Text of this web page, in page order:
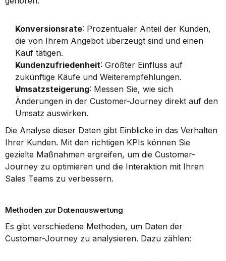
Konversionsrate: Prozentualer Anteil der Kunden,
die von Ihrem Angebot überzeugt sind und einen
Kauf tätigen.
Kundenzufriedenheit: Größter Einfluss auf
zukünftige Käufe und Weiterempfehlungen.
Umsatzsteigerung: Messen Sie, wie sich
Änderungen in der Customer-Journey direkt auf den
Umsatz auswirken.
Die Analyse dieser Daten gibt Einblicke in das Verhalten
Ihrer Kunden. Mit den richtigen KPIs können Sie
gezielte Maßnahmen ergreifen, um die Customer-
Journey zu optimieren und die Interaktion mit Ihren
Sales Teams zu verbessern.
Methoden zur Datenauswertung
Es gibt verschiedene Methoden, um Daten der
Customer-Journey zu analysieren. Dazu zählen: